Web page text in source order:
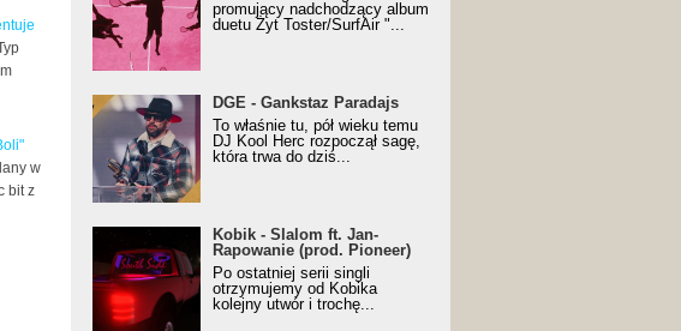
w
bit z
promujący nadchodzący album
duetu Żyt Toster/SurfAir "...
donGURALesko z nagrodą za
Klasyczny/Trueschoolowy
Album Roku (Popkillery 2023)
DGE - Gankstaz Paradajs
To właśnie tu, pół wieku temu
DJ Kool Herc rozpoczął sagę,
która trwa do dziś...
Kobik - Slalom ft. Jan-
Rapowanie (prod. Pioneer)
[Official Music Visualiser]
Kobik - Slalom ft. Jan-
Rapowanie (prod. Pioneer)
Po ostatniej serii singli
otrzymujemy od Kobika
kolejny utwór i trochę...